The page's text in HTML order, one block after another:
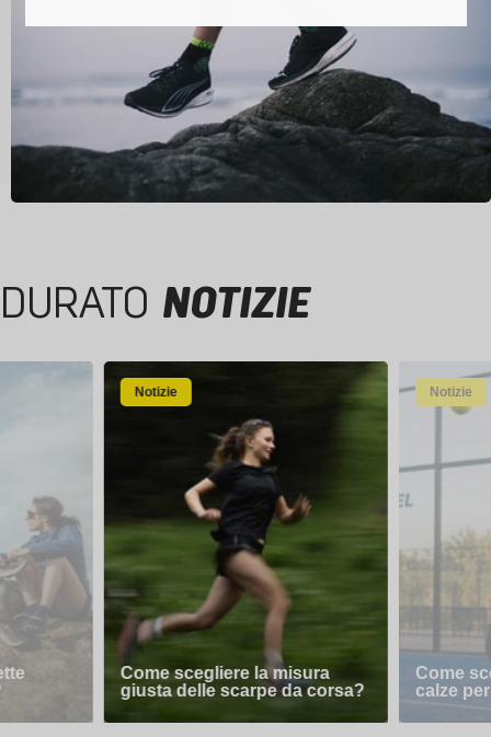
DURATO NOTIZIE
Notizie
Come scegliere la misura
giusta delle scarpe da corsa?
Notizie
Come
calze